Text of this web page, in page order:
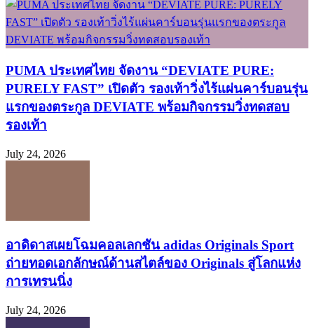
PUMA ประเทศไทย จัดงาน “DEVIATE PURE:
PURELY FAST” เปิดตัว รองเท้าวิ่งไร้แผ่นคาร์บอนรุ่น
แรกของตระกูล DEVIATE พร้อมกิจกรรมวิ่งทดสอบ
รองเท้า
July 24, 2026
อาดิดาสเผยโฉมคอลเลกชัน adidas Originals Sport
ถ่ายทอดเอกลักษณ์ด้านสไตล์ของ Originals สู่โลกแห่ง
การเทรนนิ่ง
July 24, 2026